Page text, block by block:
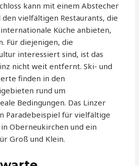
kann mit einem Abstecher
vielfältigen Restaurants, die
Küche anbieten,
Für diejenigen, die
interessiert sind, ist das
nicht weit entfernt. Ski- und
finden in den
rund um
Bedingungen. Das Linzer
Paradebeispiel für vielfältige
Oberneukirchen und ein
Groß und Klein.